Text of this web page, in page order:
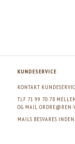
KUNDESERVICE
KONTAKT
TLF 71 99 70 78
OG MAIL ORDRE@REN-
MAILS BESVARES